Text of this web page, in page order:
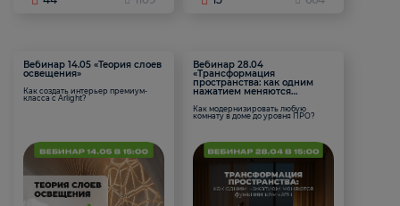
Вебинар 14.05 «Теория слоев
освещения»
Как создать интерьер премиум-
класса с Arlight?
Вебинар 28.04
«Трансформация
пространства: как одним
нажатием меняются
Как модернизировать любую
комнату в доме до уровня ПРО?